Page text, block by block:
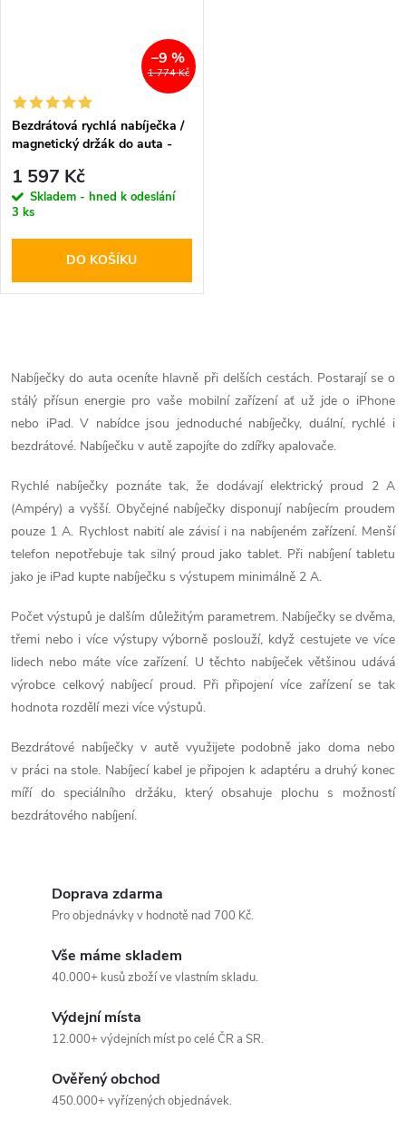
1 774 Kč
–9 %
Bezdrátová rychlá nabíječka /
magnetický držák do auta -
1 597 Kč
Skladem - hned k odeslání
3 ks
DO KOŠÍKU
v
l
á
d
a
c
í
p
r
v
k
y
v
Nabíječky do auta oceníte hlavně při delších cestách. Postarají se o
stálý přísun energie pro vaše mobilní zařízení ať už jde o iPhone
nebo iPad. V nabídce jsou jednoduché nabíječky, duální, rychlé i
bezdrátové. Nabíječku v autě zapojíte do zdířky apalovače.
Rychlé nabíječky poznáte tak, že dodávají elektrický proud 2 A
(Ampéry) a vyšší. Obyčejné nabíječky disponují nabíjecím proudem
pouze 1 A. Rychlost nabití ale závisí i na nabíjeném zařízení. Menší
telefon nepotřebuje tak silný proud jako tablet. Při nabíjení tabletu
jako je iPad kupte nabíječku s výstupem minimálně 2 A.
Počet výstupů je dalším důležitým parametrem. Nabíječky se dvěma,
třemi nebo i více výstupy výborně poslouží, když cestujete ve více
lidech nebo máte více zařízení. U těchto nabíječek většinou udává
výrobce celkový nabíjecí proud. Při připojení více zařízení se tak
hodnota rozdělí mezi více výstupů.
Bezdrátové nabíječky v autě využijete podobně jako doma nebo
v práci na stole. Nabíjecí kabel je připojen k adaptéru a druhý konec
míří do speciálního držáku, který obsahuje plochu s možností
bezdrátového nabíjení.
Doprava zdarma
Pro objednávky v hodnotě nad 700 Kč.
Vše máme skladem
40.000+ kusů zboží ve vlastním skladu.
Výdejní místa
12.000+ výdejních míst po celé ČR a SR.
Ověřený obchod
450.000+ vyřízených objednávek.